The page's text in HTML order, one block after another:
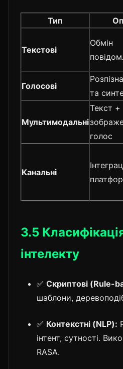
Тип
Текстові
Обмін
Голосові
та
Мультимодальні
Текст +
голос
Канальні
3.5
інтелекту
✅ Скриптові (Rule-
шаблони,
✅ Контекстні (NLP):
інтент, сутності.
RASA.